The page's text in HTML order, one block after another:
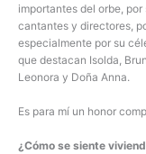
importantes del orbe,
cantantes y directores,
especialmente por su
que destacan Isolda,
Leonora y Doña Anna.
Es para mí un honor
¿Cómo se siente